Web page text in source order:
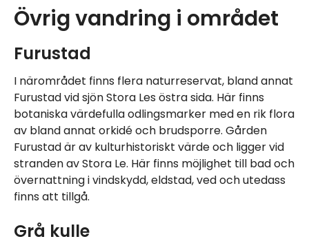
Övrig vandring i området
Furustad
I närområdet finns flera naturreservat, bland annat
Furustad vid sjön Stora Les östra sida. Här finns
botaniska värdefulla odlingsmarker med en rik flora
av bland annat orkidé och brudsporre. Gården
Furustad är av kulturhistoriskt värde och ligger vid
stranden av Stora Le. Här finns möjlighet till bad och
övernattning i vindskydd, eldstad, ved och utedass
finns att tillgå.
Grå kulle